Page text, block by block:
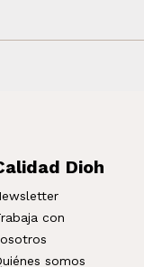
Dioh
con
somos